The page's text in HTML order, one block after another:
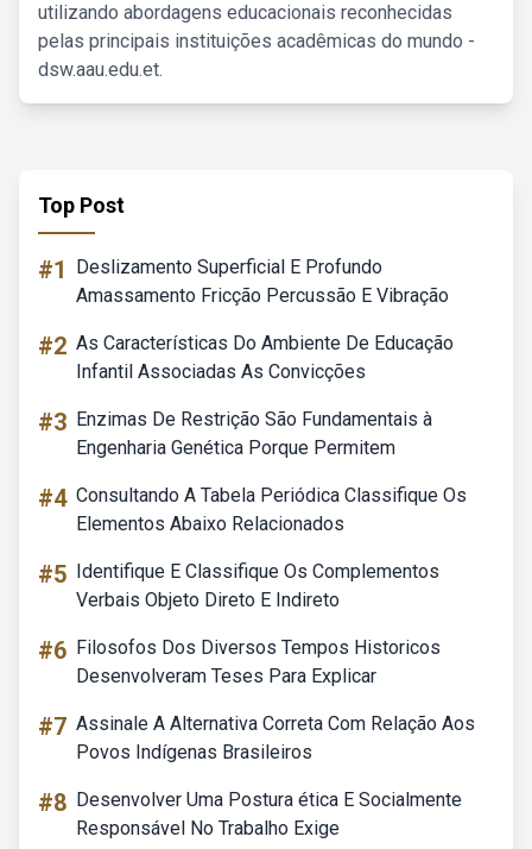
utilizando abordagens educacionais reconhecidas
pelas principais instituições acadêmicas do mundo -
dsw.aau.edu.et.
Top Post
#1
Deslizamento Superficial E Profundo
Amassamento Fricção Percussão E Vibração
#2 As Características Do Ambiente De Educação
Infantil Associadas As Convicções
#3 Enzimas De Restrição São Fundamentais à
Engenharia Genética Porque Permitem
#4 Consultando A Tabela Periódica Classifique Os
Elementos Abaixo Relacionados
#5 Identifique E Classifique Os Complementos
Verbais Objeto Direto E Indireto
#6 Filosofos Dos Diversos Tempos Historicos
Desenvolveram Teses Para Explicar
#7 Assinale A Alternativa Correta Com Relação Aos
Povos Indígenas Brasileiros
#8 Desenvolver Uma Postura ética E Socialmente
Responsável No Trabalho Exige